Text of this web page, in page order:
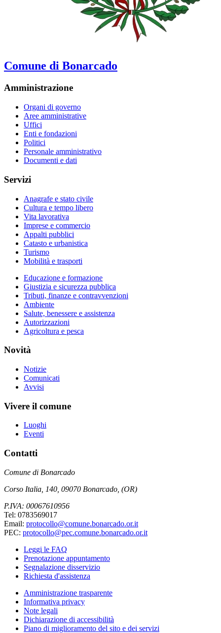
Comune di Bonarcado
Amministrazione
Organi di governo
Aree amministrative
Uffici
Enti e fondazioni
Politici
Personale amministrativo
Documenti e dati
Servizi
Anagrafe e stato civile
Cultura e tempo libero
Vita lavorativa
Imprese e commercio
Appalti pubblici
Catasto e urbanistica
Turismo
Mobilità e trasporti
Educazione e formazione
Giustizia e sicurezza pubblica
Tributi, finanze e contravvenzioni
Ambiente
Salute, benessere e assistenza
Autorizzazioni
Agricoltura e pesca
Novità
Notizie
Comunicati
Avvisi
Vivere il comune
Luoghi
Eventi
Contatti
Comune di Bonarcado
Corso Italia, 140, 09070 Bonarcado, (OR)
P.IVA: 00067610956
Tel: 0783569017
Email: protocollo@comune.bonarcado.or.it
PEC: protocollo@pec.comune.bonarcado.or.it
Leggi le FAQ
Prenotazione appuntamento
Segnalazione disservizio
Richiesta d'assistenza
Amministrazione trasparente
Informativa privacy
Note legali
Dichiarazione di accessibilità
Piano di miglioramento del sito e dei servizi